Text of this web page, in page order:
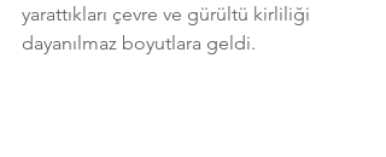
yarattıkları çevre ve gürültü kirliliği
dayanılmaz boyutlara geldi.